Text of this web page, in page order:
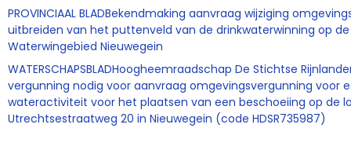
PROVINCIAAL BLADBekendmaking aanvraag wijziging
uitbreiden van het puttenveld van de drinkwaterwinning op
Waterwingebied Nieuwegein
WATERSCHAPSBLADHoogheemraadschap De Stichtse
vergunning nodig voor aanvraag omgevingsvergunning voor
wateractiviteit voor het plaatsen van een beschoeiing op de
Utrechtsestraatweg 20 in Nieuwegein (code HDSR735987)